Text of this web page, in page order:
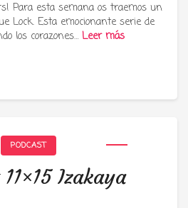
Para esta semana os traemos un
Lock. Esta emocionante serie de
los corazones… Leer más
PODCAST
Izakaya